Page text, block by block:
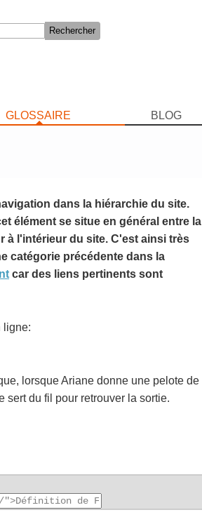
GLOSSAIRE BLOG
dans la hiérarchie du site.
élément se situe en général entre la
à l'intérieur du site. C'est ainsi très
catégorie précédente dans la
car des liens pertinents sont
ligne:
lorsque Ariane donne une pelote de
sert du fil pour retrouver la sortie.